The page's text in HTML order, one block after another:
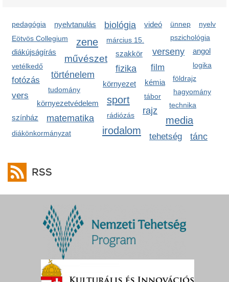
pedagógia nyelvtanulás biológia videó
ünnep
Eötvös Collegium
pszichológia
zene március 15.
verseny angol
diákújságírás
művészet
vetélkedő
szakkör
nyelv
logika
film
történelem
fizika
földrajz
fotózás környezet kémia
tudomány hagyomány
vers tábor
környezetvédelem sport
technika
rádiózás
rajz
színház matematika media
diákönkormányzat irodalom
tehetség tánc
RSS